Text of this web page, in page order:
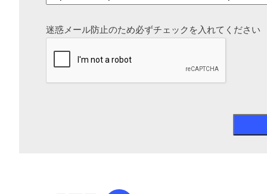
迷惑メール防止のため必ずチェックを入れてください